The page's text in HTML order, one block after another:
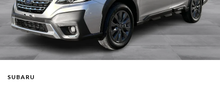
SUBARU